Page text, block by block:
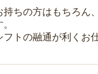
ちの方はもちろん
トの融通が利くお